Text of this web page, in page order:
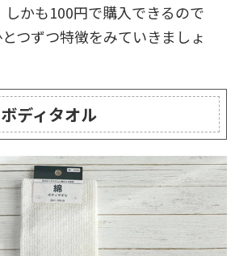
かも100円で購入できるので
つずつ特徴をみていきましょ
ディタオル